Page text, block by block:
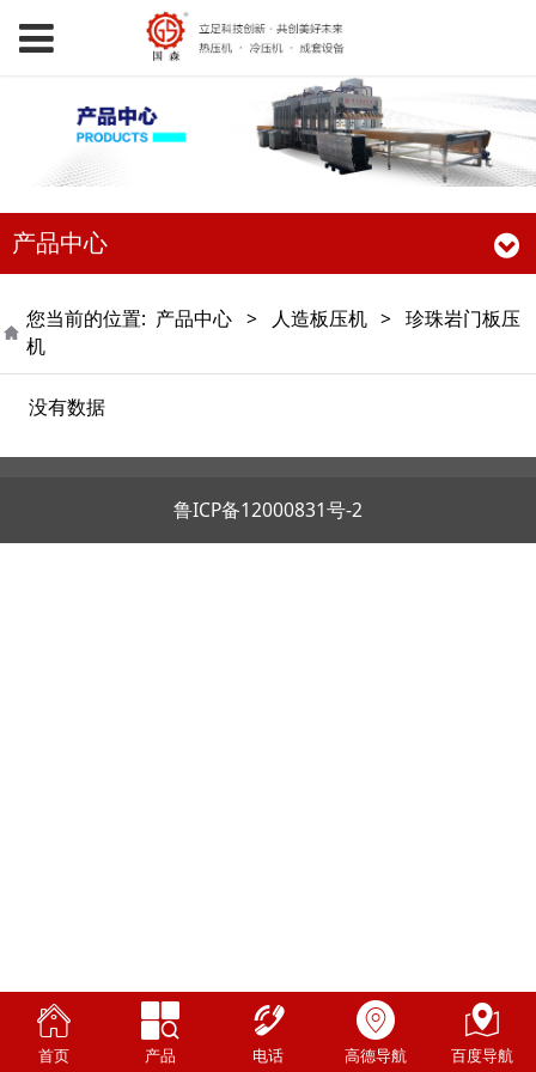
产品中心
您当前的位置: 产品中心 > 人造板压机 > 珍珠岩门板压
机
没有数据
鲁ICP备12000831号-2
首页 产品 电话 高德导航 百度导航